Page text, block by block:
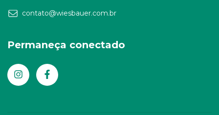
contato@wiesbauer.com.br
Permaneça conectado